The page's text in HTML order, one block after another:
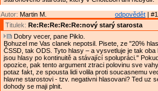
odpovědět |
Autor: Martin M.
Titulek: Re:Re:Re:Re:Re:nový starý starosta
Dobry vecer, pane Piklo.
Bohuzel me Vas clanek nepotsil. Pisete, ze "20%
ČSSD, tak ODS. Tyto hlasy – a vysvetluje je tak oba
jsou hlasy po kontinuitě a stávající spolupráci."
opozice, pak tento argument ztraci polovinu sve
potaz fakt, ze spousta lidi volila proti soucasnemu
hlavne starostovi - tzv. negativni hlasovani? Ted uz
dohody se maji plnit.